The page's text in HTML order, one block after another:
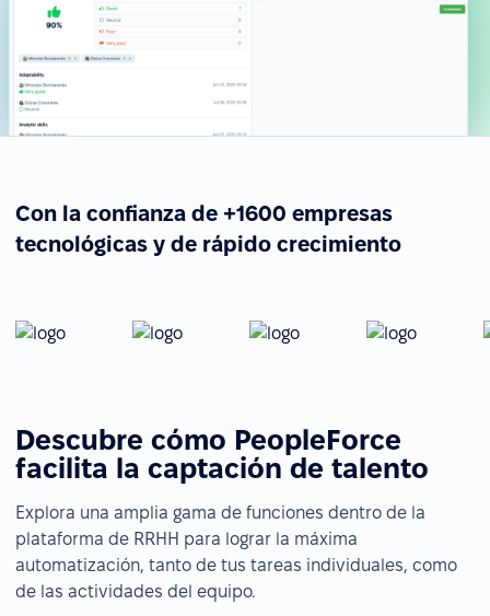
Con la confianza de +1600 empresas
tecnológicas y de rápido crecimiento
Descubre cómo PeopleForce
facilita la captación de talento
Explora una amplia gama de funciones dentro de la
plataforma de RRHH para lograr la máxima
automatización, tanto de tus tareas individuales, como
de las actividades del equipo.